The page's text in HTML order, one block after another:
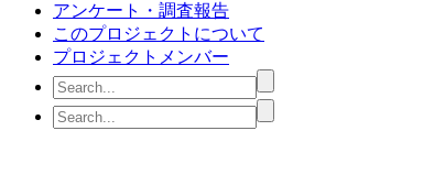
アンケート・調査報告
このプロジェクトについて
プロジェクトメンバー